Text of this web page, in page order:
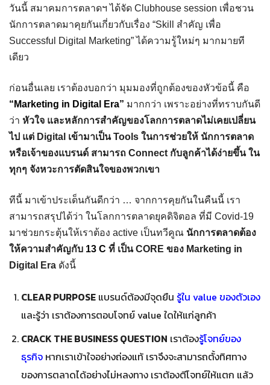
วันนี้ สมาคมการตลาดฯ ได้จัด Clubhouse session เพื่อชวน
นักการตลาดมาคุยกันเกี่ยวกับเรื่อง “Skill สำคัญ เพื่อ
Successful Digital Marketing” ได้ความรู้ใหม่ๆ มากมายที
เดียว
ก่อนอื่นเลย เราต้องบอกว่า มุมมองที่ถูกต้องของหัวข้อนี้ คือ
“Marketing in Digital Era” มากกว่า เพราะอย่างที่ทราบกันดี
ว่า หัวใจ และหลักการสำคัญของโลกการตลาดไม่เคยเปลี่ยน
ไป แต่ Digital เข้ามาเป็น Tools ในการช่วยให้ นักการตลาด
หรือเจ้าของแบรนด์ สามารถ Connect กับลูกค้าได้ง่ายขึ้น ใน
ทุกๆ จังหวะการตัดสินใจของพวกเขา
ทีนี้ มาเข้าประเด็นกันดีกว่า … จากการคุยกันในคืนนี้ เรา
สามารถสรุปได้ว่า ในโลกการตลาดยุคดิจิตอล ที่มี Covid-19
มาช่วยกระตุ้นให้เราต้อง active เป็นทวีคูณ นักการตลาดต้อง
ให้ความสำคัญกับ 13 C ที่ เป็น CORE ของ Marketing in
Digital Era ดังนี้
CLEAR PURPOSE แบรนด์ต้องมีจุดยืน รู้ใน value ของตัวเอง
และรู้ว่า เราต้องการตอบโจทย์ value ใดให้แก่ลูกค้า
CRACK THE BUSINESS QUESTION เราต้องรู้โจทย์ของ
ธุรกิจ หากเราเข้าใจอย่างถ่องแท้ เราจึงจะสามารถตั้งทิศทาง
ของการตลาดได้อย่างไม่หลงทาง เราต้องตีโจทย์ให้แตก แล้ว